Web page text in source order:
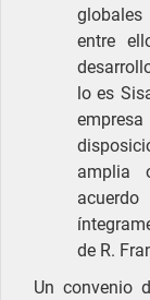
entre
lo es
amplia
de R.
Un convenio